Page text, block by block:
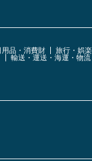
品・消費財 旅行・娯
輸送・運送・海運・物流